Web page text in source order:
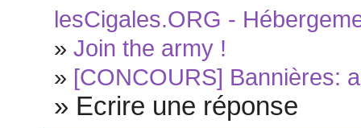
lesCigales.ORG -
»Join the army !
» [CONCOURS] Bannières:
» Ecrire une réponse